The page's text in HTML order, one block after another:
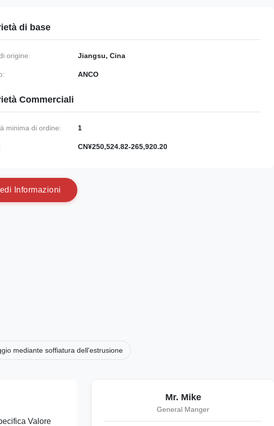
di base
origine: Jiangsu, Cina
ANCO
Commerciali
minima di ordine: 1
CN¥250,524.82-265,920.20
ed i nformazioni
mediante soffiatura dell'estrusione
Valore
Mr. Mike
General Manger